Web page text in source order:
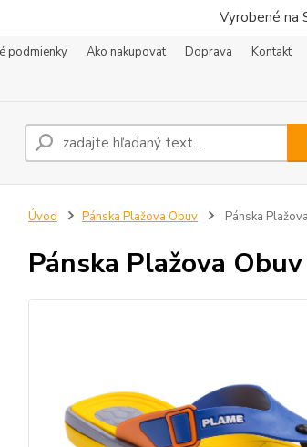
Vyrobené na
podmienky Ako nakupovat Doprava Kontakt
Úvod Pánska Plažova Obuv Pánska
Pánska Plažova Obuv